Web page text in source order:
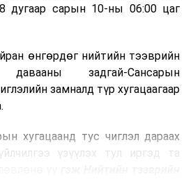
лаг шатаах үйлдвэрээс
сэргээн авах технологи
төвлөрсөн лаг
дулаан, цахилгаан
шатаах технологийг лагийн
дугаар сарын 10-ны 06:00 цаг
өнгөрдөг нийтийн тээврийн
задгай-Сансарын
замналд түр хугацаагаар
хугацаанд тус чиглэл дараах
үзүүлэх тул иргэд та